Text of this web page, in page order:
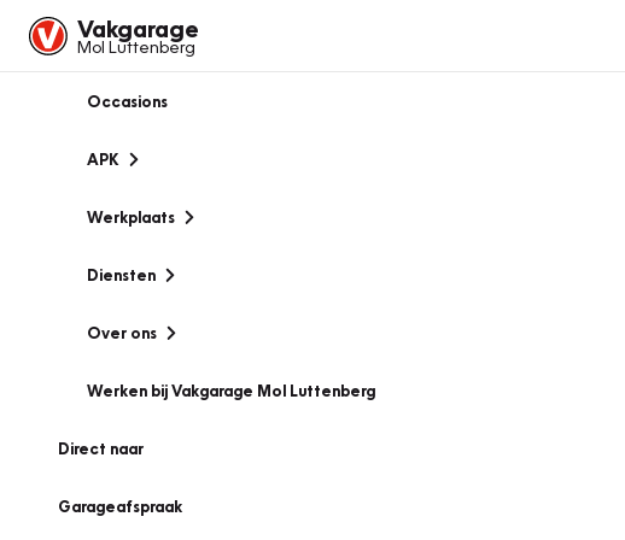
Vakgarage
Mol Luttenberg
Occasions
APK
Werkplaats
Diensten
Over ons
Werken bij Vakgarage Mol Luttenberg
Direct naar
Garageafspraak